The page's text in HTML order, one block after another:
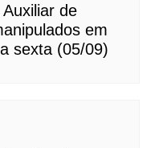
de
em
sexta (05/09)